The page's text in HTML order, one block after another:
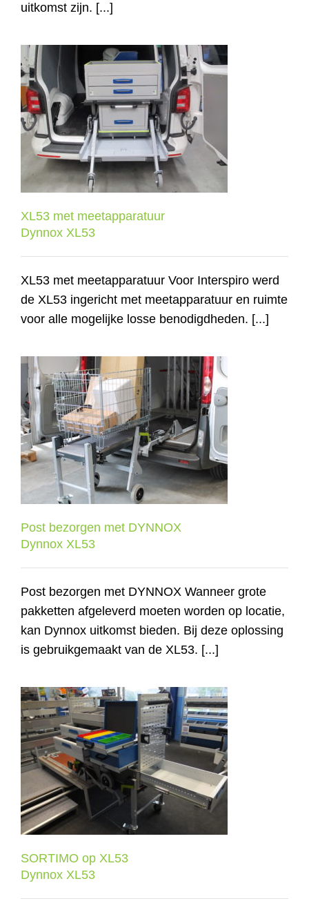
uitkomst zijn. [...]
XL53 met meetapparatuur
Dynnox XL53
XL53 met meetapparatuur
Dynnox XL53
XL53 met meetapparatuur Voor Interspiro werd
de XL53 ingericht met meetapparatuur en ruimte
voor alle mogelijke losse benodigdheden. [...]
Post bezorgen met DYNNOX
Dynnox XL53
Post bezorgen met DYNNOX
Dynnox XL53
Post bezorgen met DYNNOX Wanneer grote
pakketten afgeleverd moeten worden op locatie,
kan Dynnox uitkomst bieden. Bij deze oplossing
is gebruikgemaakt van de XL53. [...]
SORTIMO op XL53
Dynnox XL53
SORTIMO op XL53
Dynnox XL53